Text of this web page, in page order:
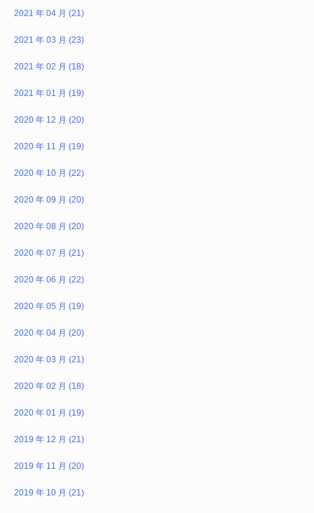
2021 年 04 月 (21)
2021 年 03 月 (23)
2021 年 02 月 (18)
2021 年 01 月 (19)
2020 年 12 月 (20)
2020 年 11 月 (19)
2020 年 10 月 (22)
2020 年 09 月 (20)
2020 年 08 月 (20)
2020 年 07 月 (21)
2020 年 06 月 (22)
2020 年 05 月 (19)
2020 年 04 月 (20)
2020 年 03 月 (21)
2020 年 02 月 (18)
2020 年 01 月 (19)
2019 年 12 月 (21)
2019 年 11 月 (20)
2019 年 10 月 (21)